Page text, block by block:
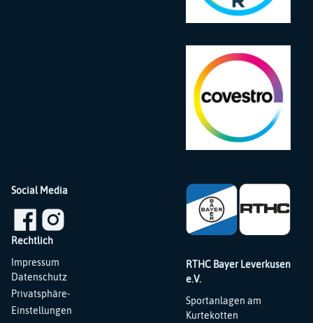
Social Media
Rechtlich
Navigation
überspringen
Impressum
Datenschutz
Privatsphäre-
Einstellungen
RTHC Bayer Leverkusen
e.V.
Sportanlagen am
Kurtekotten